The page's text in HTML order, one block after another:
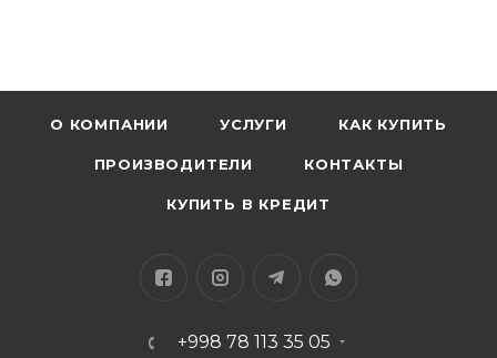
Скорость чтения130 МБ/с
Конструкция
Материал корпуса металл
Размеры (ШхДхТ)12x40x11 мм
О КОМПАНИИ УСЛУГИ КАК КУПИТЬ
ПРОИЗВОДИТЕЛИ КОНТАКТЫ
КУПИТЬ В КРЕДИТ
+998 78 113 35 05